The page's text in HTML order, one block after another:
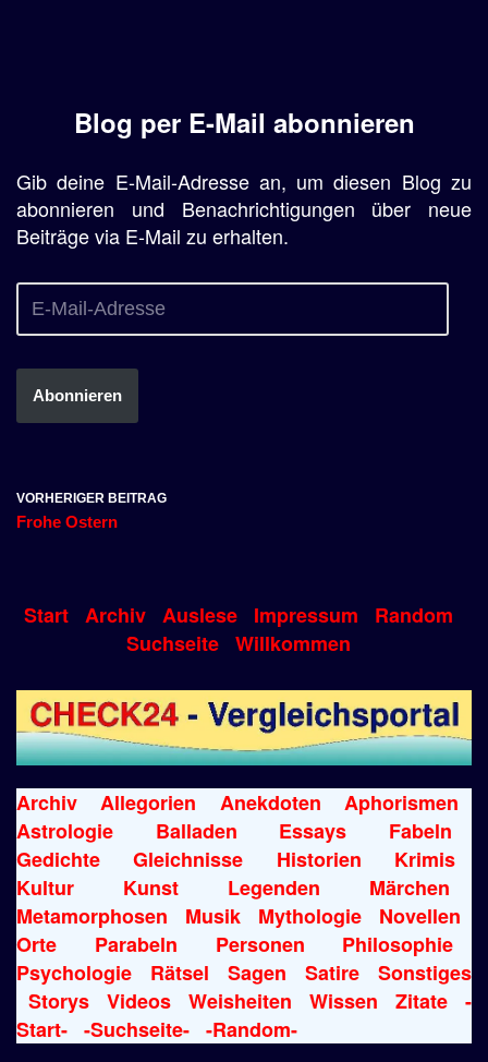
Blog per E-Mail abonnieren
Gib deine E-Mail-Adresse an, um diesen Blog zu
abonnieren und Benachrichtigungen über neue
Beiträge via E-Mail zu erhalten.
Abonnieren
VORHERIGER BEITRAG
Frohe Ostern
Start Archiv Auslese Impressum
Random
Suchseite Willkommen
Archiv Allegorien Anekdoten
Aphorismen
Astrologie
Balladen Essays
Fabeln
Gedichte
Gleichnisse Historien
Krimis
Kultur
Kunst Legenden
Märchen
Metamorphosen
Musik Mythologie
Novellen
Orte
Parabeln Personen
Philosophie
Psychologie
Rätsel Sagen Satire
Sonstiges
Storys
Videos Weisheiten Wissen Zitate
-
Start- -Suchseite- -Random-